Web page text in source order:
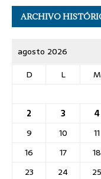
ARCHIVO
agosto 2026
D
L M
2
3 4
9
10 11
16
17 18
23
24 25